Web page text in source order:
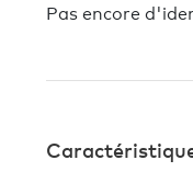
Pas encore